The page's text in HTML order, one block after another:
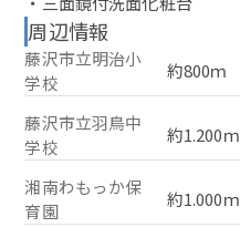
周辺情報
藤沢市立明治小
学校
約800ｍ
藤沢市立羽鳥中
学校
約1.200ｍ
湘南わもっか保
育園
約1.000ｍ